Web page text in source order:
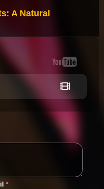
A Natural
*